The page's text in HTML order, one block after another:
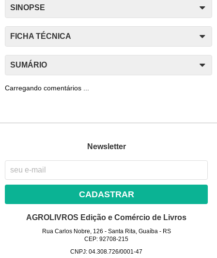
SINOPSE
FICHA TÉCNICA
SUMÁRIO
Carregando comentários ...
Newsletter
CADASTRAR
AGROLIVROS Edição e Comércio de Livros
Rua Carlos Nobre, 126 - Santa Rita, Guaíba- RS
CEP: 92708-215
CNPJ: 04.308.726/0001-47